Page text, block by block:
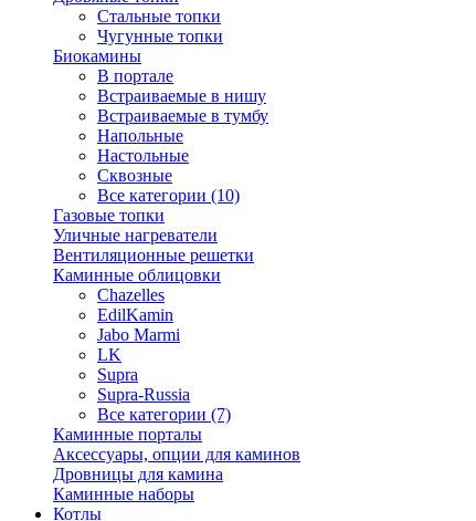
Стальные топки
Чугунные топки
Биокамины
В портале
Встраиваемые в нишу
Встраиваемые в тумбу
Напольные
Настольные
Сквозные
Все категории (10)
Газовые топки
Уличные нагреватели
Вентиляционные решетки
Каминные облицовки
Chazelles
EdilKamin
Jabo Marmi
LK
Supra
Supra-Russia
Все категории (7)
Каминные порталы
Аксессуары, опции для каминов
Дровницы для камина
Каминные наборы
Котлы